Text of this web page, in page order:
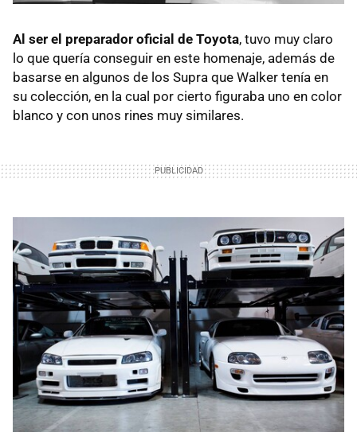
Al ser el preparador oficial de Toyota, tuvo muy claro
lo que quería conseguir en este homenaje, además de
basarse en algunos de los Supra que Walker tenía en
su colección, en la cual por cierto figuraba uno en color
blanco y con unos rines muy similares.